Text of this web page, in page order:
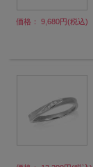
価格： 9,680円(税込)